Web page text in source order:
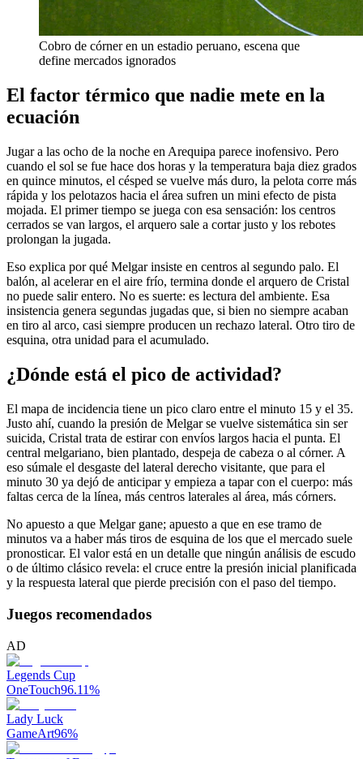
Cobro de córner en un estadio peruano, escena que
define mercados ignorados
El factor térmico que nadie mete en la
ecuación
Jugar a las ocho de la noche en Arequipa parece inofensivo. Pero
cuando el sol se fue hace dos horas y la temperatura baja diez grados
en quince minutos, el césped se vuelve más duro, la pelota corre más
rápida y los pelotazos hacia el área sufren un mini efecto de pista
mojada. El primer tiempo se juega con esa sensación: los centros
cerrados se van largos, el arquero sale a cortar justo y los rebotes
prolongan la jugada.
Eso explica por qué Melgar insiste en centros al segundo palo. El
balón, al acelerar en el aire frío, termina donde el arquero de Cristal
no puede salir entero. No es suerte: es lectura del ambiente. Esa
insistencia genera segundas jugadas que, si bien no siempre acaban
en tiro al arco, casi siempre producen un rechazo lateral. Otro tiro de
esquina, otra unidad para el acumulado.
¿Dónde está el pico de actividad?
El mapa de incidencia tiene un pico claro entre el minuto 15 y el 35.
Justo ahí, cuando la presión de Melgar se vuelve sistemática sin ser
suicida, Cristal trata de estirar con envíos largos hacia el punta. El
central melgariano, bien plantado, despeja de cabeza o al córner. A
eso súmale el desgaste del lateral derecho visitante, que para el
minuto 30 ya dejó de anticipar y empieza a tapar con el cuerpo: más
faltas cerca de la línea, más centros laterales al área, más córners.
No apuesto a que Melgar gane; apuesto a que en ese tramo de
minutos va a haber más tiros de esquina de los que el mercado suele
pronosticar. El valor está en un detalle que ningún análisis de escudo
o de último clásico revela: el cruce entre la presión inicial planificada
y la respuesta lateral que pierde precisión con el paso del tiempo.
Juegos recomendados
AD
Legends Cup
OneTouch96.11%
Lady Luck
GameArt96%